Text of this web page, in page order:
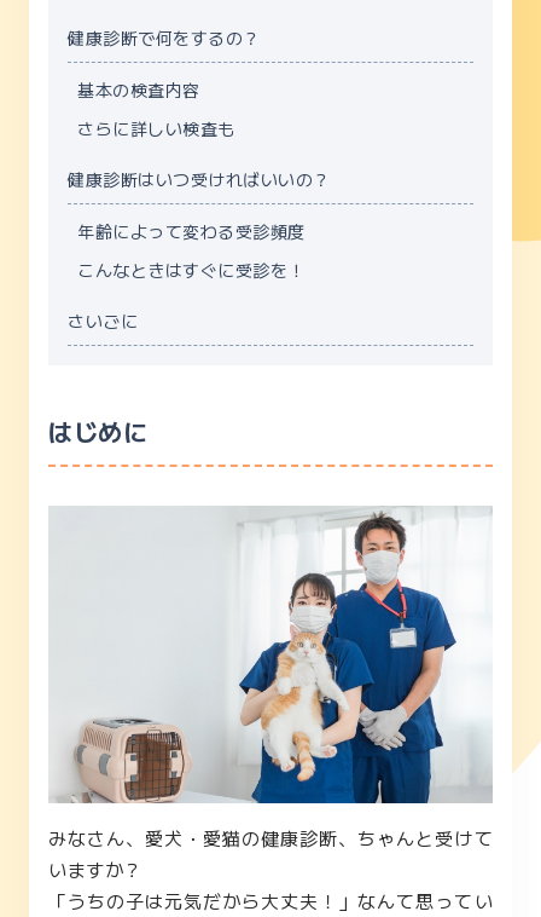
健康診断で何をするの？
基本の検査内容
さらに詳しい検査も
健康診断はいつ受ければいいの？
年齢によって変わる受診頻度
こんなときはすぐに受診を！
さいごに
はじめに
みなさん、愛犬・愛猫の健康診断、ちゃんと受けて
いますか？
「うちの子は元気だから大丈夫！」なんて思ってい